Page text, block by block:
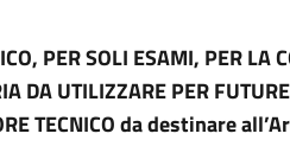
PER SOLI ESAMI, PER LA
DA UTILIZZARE PER
TECNICO da destinare